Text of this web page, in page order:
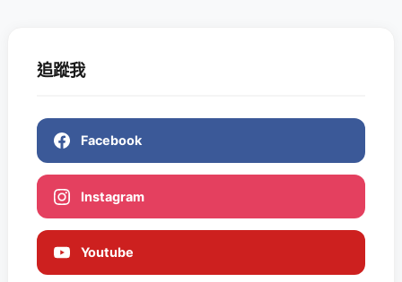
追蹤我
Facebook
Instagram
Youtube